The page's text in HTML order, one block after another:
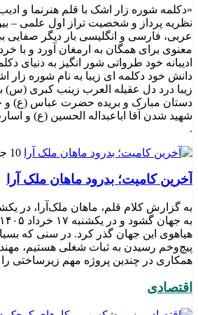
«دکلمه شوره زار اشک با قلم هنرنما و
عربی، فارسی و انگلیسی بار دیگر صفایی
معنوی برای همگان به ارمغان آورد و با
ادیبانه خود طرواتی شور انگیز به دنیای
دانش خود دکلمه ای زیبا به نام شوره زار
زیبا درد دل عقیله العرب زینب کبری (س)
دستان مبارک و بریده حضرت عباس (ع) و
شهید شدن آقا اباعبداله الحسین (ع) و
.
10 جولای 2026
​آخرین کامیت؛ بدرود ماهان ملک آرا
هیاهوی این جهان گذر کرد. در سنی که
پیچ‌وخم رسیدن به ثبات شغلی هستیم،
همکاری در چندین پروژه مهم زیرساختی
اقتصادی